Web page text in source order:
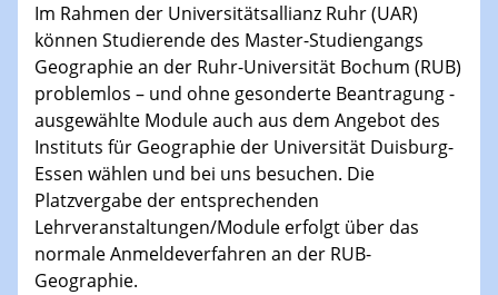
Im Rahmen der Universitätsallianz Ruhr (UAR)
können Studierende des Master-Studiengangs
Geographie an der Ruhr-Universität Bochum (RUB)
problemlos – und ohne gesonderte Beantragung -
ausgewählte Module auch aus dem Angebot des
Instituts für Geographie der Universität Duisburg-
Essen wählen und bei uns besuchen. Die
Platzvergabe der entsprechenden
Lehrveranstaltungen/Module erfolgt über das
normale Anmeldeverfahren an der RUB-
Geographie.